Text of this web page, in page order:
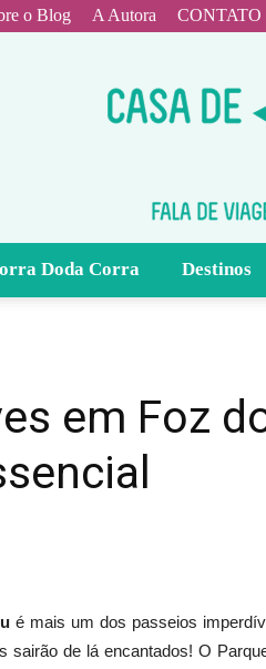
o Blog A Autora CONTATO
Doda Corra Destinos
em Foz
é mais um dos passeios
sairão de lá encantados! O